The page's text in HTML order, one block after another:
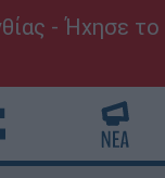
- Ήχησε το